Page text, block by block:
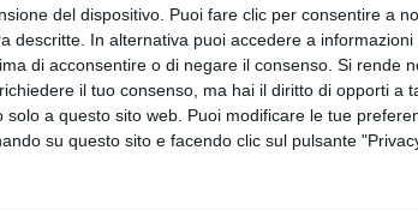
del dispositivo. Puoi fare clic per consentire a
descritte. In alternativa puoi accedere a
di acconsentire o di negare il consenso. Si rende
il tuo consenso, ma hai il diritto di opporti a
solo a questo sito web. Puoi modificare le tue
su questo sito e facendo clic sul pulsante